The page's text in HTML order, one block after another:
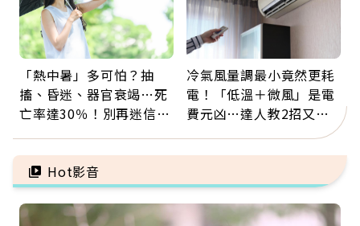
「熱中暑」多可怕？抽
搐、昏迷、器官衰竭…死
亡率達30％！別再迷信
5招才能真救命
冷氣風量調最小竟然更耗
電！「低溫＋微風」是電
費元凶…達人教2招又涼
Hot影音